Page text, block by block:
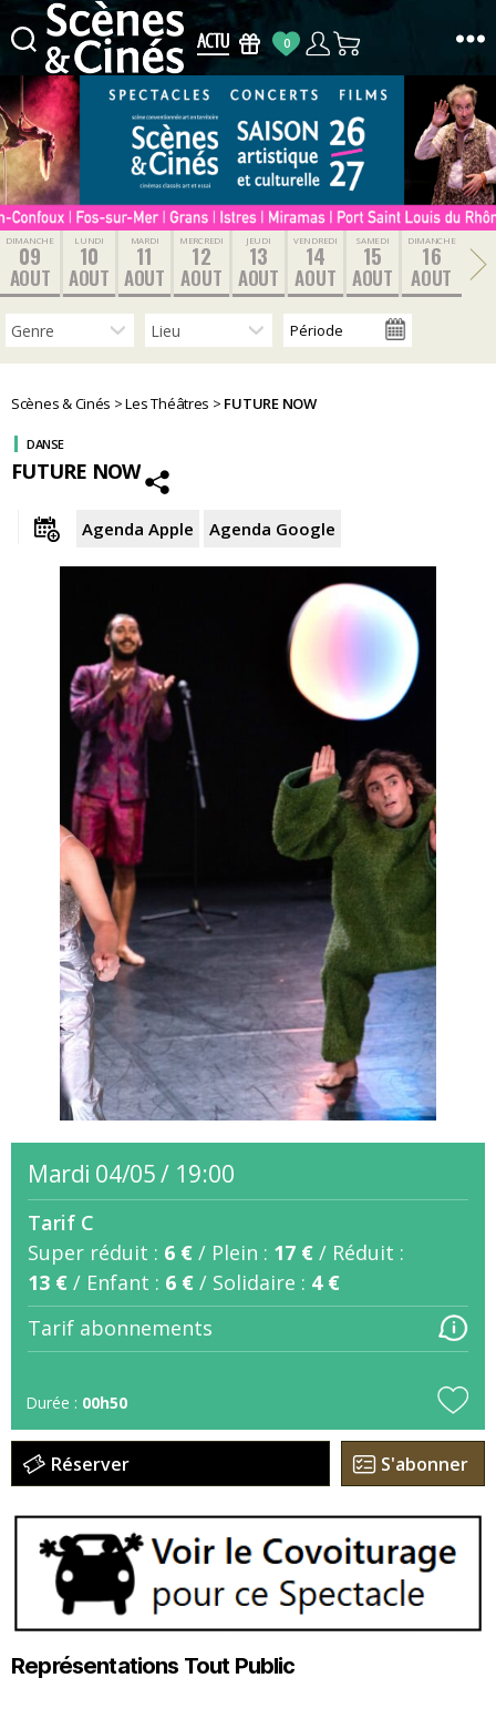
Scènes
Cinés
0
DIMANCHE
09
AOUT
LUNDI
10
AOUT
MARDI
11
AOUT
MERCREDI
12
AOUT
JEUDI
13
AOUT
VENDREDI
14
AOUT
SAMEDI
15
AOUT
DIMANCHE
16
AOUT
Scènes & Cinés >Les Théâtres > FUTURE NOW
FUTURE NOW
Agenda Apple Agenda Google
DANSE
mardi 04/05/ 19:00
Tarif C
Super réduit : 6 € / Plein : 17 € / Réduit :
13 € / Enfant : 6 € / Solidaire : 4 €
Tarif abonnements
Durée : 00h50
Réserver S'abonner
Représentations Tout Public